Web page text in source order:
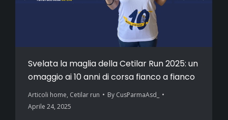
Svelata la maglia della Cetilar Run 2025: un
omaggio ai 10 anni di corsa fianco a fianco
Articoli home, Cetilar run By CusParmaAsd_
Aprile 24, 2025